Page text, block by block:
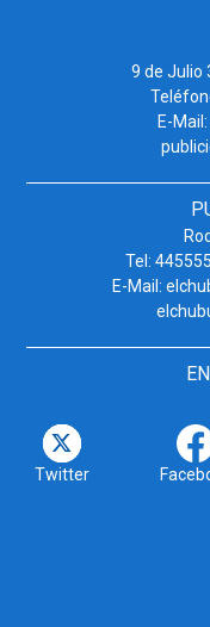
9 de Julio
E-
Tel:
E-Mail:
Twitter